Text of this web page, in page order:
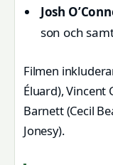
Josh
son och
Filmen
Éluard), Vincent
Barnett (Cecil
Jonesy).